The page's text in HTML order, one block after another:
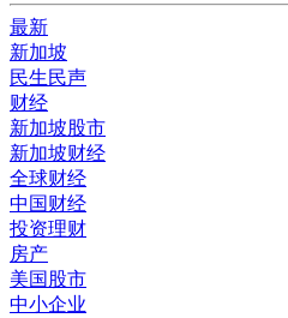
最新
新加坡
民生民声
财经
新加坡股市
新加坡财经
全球财经
中国财经
投资理财
房产
美国股市
中小企业